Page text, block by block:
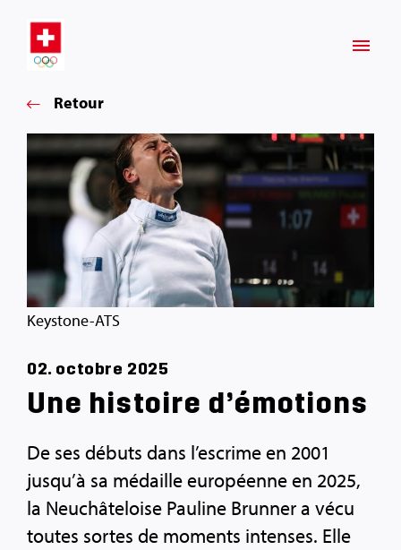
Retour
Keystone-ATS
02. octobre 2025
Une histoire d’émotions
De ses débuts dans l’escrime en 2001
jusqu’à sa médaille européenne en 2025,
la Neuchâteloise Pauline Brunner a vécu
toutes sortes de moments intenses. Elle